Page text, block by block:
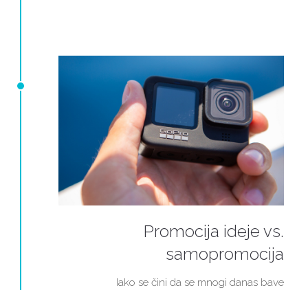
Promocija ideje vs.
samopromocija
Iako se čini da se mnogi danas bave